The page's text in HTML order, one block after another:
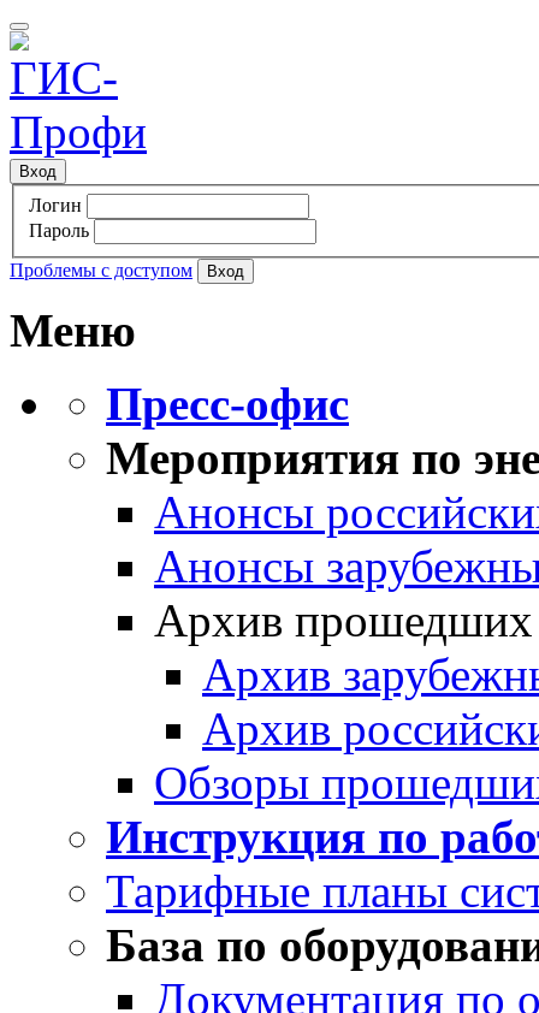
Вход
Логин
Пароль
Проблемы с доступом
Меню
Пресс-офис
Мероприятия по
Анонсы
Анонсы
Архив прошедших
Архив
Архив
Обзоры
Инструкция по
Тарифные планы
База по
Документация по